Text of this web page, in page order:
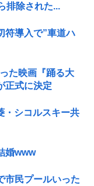
排除された...
符導入で”車道ハ
た映画『踊る大
正式に決定
・シコルスキー共
婚www
市民プールいった